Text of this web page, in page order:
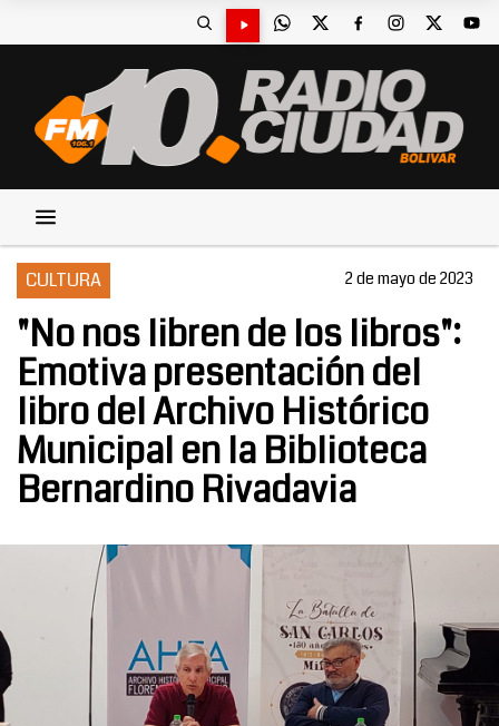
CULTURA 2 de mayo de 2023
"No nos libren de los libros":
Emotiva presentación del
libro del Archivo Histórico
Municipal en la Biblioteca
Bernardino Rivadavia